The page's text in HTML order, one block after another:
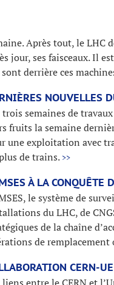
Après tout, le LHC
jour, ses faisceaux. Il
derrière ces
NOUVELLES
trois semaines de
fruits la semaine
une exploitation avec
de trains. >>
À LA CONQUÊTE
le système de
du LHC, de
de la chaîne
de remplacement
CERN-